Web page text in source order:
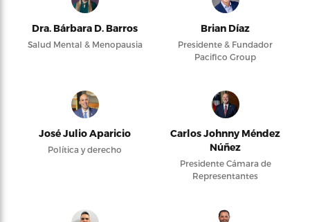
Dra. Bárbara D. Barros
Salud Mental & Menopausia
Brian Díaz
Presidente & Fundador
Pacifico Group
José Julio Aparicio
Política y derecho
Carlos Johnny Méndez
Núñez
Presidente Cámara de
Representantes